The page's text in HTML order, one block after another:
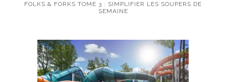
FOLKS & FORKS TOME 3 : SIMPLIFIER LES SOUPERS DE
SEMAINE